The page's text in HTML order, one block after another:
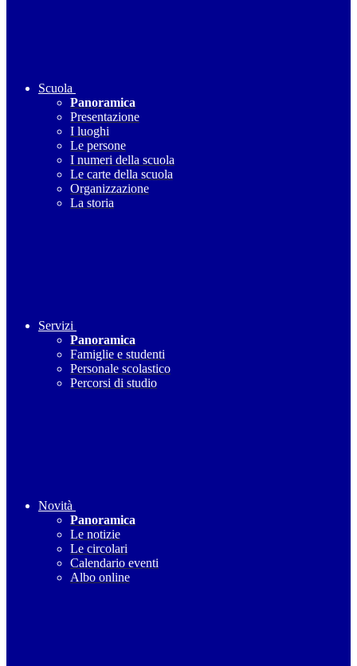
Scuola
Panoramica
Presentazione
I luoghi
Le persone
I numeri della scuola
Le carte della scuola
Organizzazione
La storia
Servizi
Panoramica
Famiglie e studenti
Personale scolastico
Percorsi di studio
Novità
Panoramica
Le notizie
Le circolari
Calendario eventi
Albo online